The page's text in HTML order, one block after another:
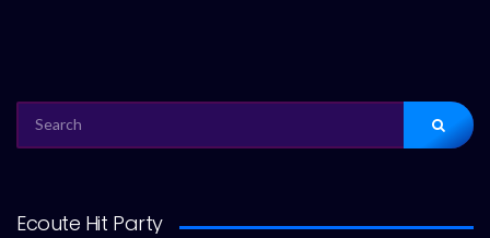
FOR:
Ecoute Hit Party